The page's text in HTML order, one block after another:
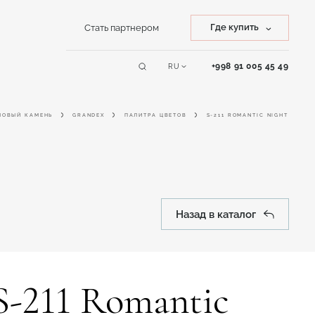
Online дизайнер
Стать партнером Где купить
RU +998 91 005 45 49
КАМЕНЬ GRANDEX ПАЛИТРА ЦВЕТОВ S-211 ROMANTIC NIGHT
Назад в каталог
211 Romantic